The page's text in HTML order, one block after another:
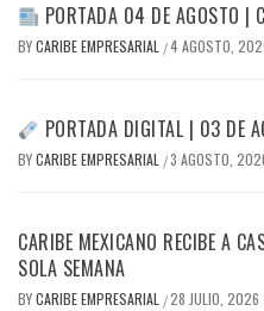
PORTADA 04 DE AGOSTO |
BYCARIBE EMPRESARIAL /4 AGOSTO,
PORTADA DIGITAL | 03 DE
BYCARIBE EMPRESARIAL /3 AGOSTO,
CARIBE MEXICANO RECIBE A
SOLA SEMANA
BYCARIBE EMPRESARIAL /28 JULIO, 2026